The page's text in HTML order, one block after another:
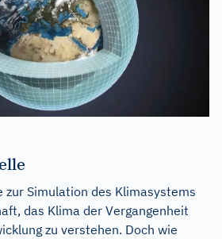
zur Simulation des Klimasystems
das Klima der Vergangenheit
zu verstehen. Doch wie